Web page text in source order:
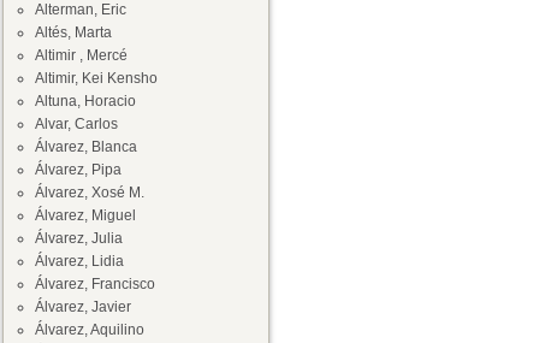
Alterman, Eric
Altés, Marta
Altimir , Mercé
Altimir, Kei Kensho
Altuna, Horacio
Alvar, Carlos
Álvarez, Blanca
Álvarez, Pipa
Álvarez, Xosé M.
Álvarez, Miguel
Álvarez, Julia
Álvarez, Lidia
Álvarez, Francisco
Álvarez, Javier
Álvarez, Aquilino